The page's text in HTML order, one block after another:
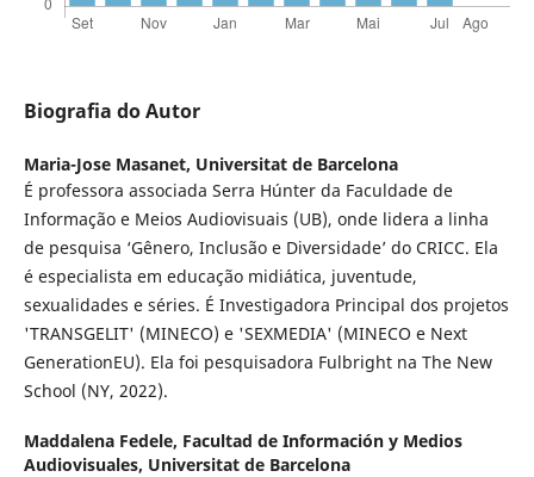
Biografia do Autor
Maria-Jose Masanet, Universitat de Barcelona
É professora associada Serra Húnter da Faculdade de
Informação e Meios Audiovisuais (UB), onde lidera a linha
de pesquisa ‘Gênero, Inclusão e Diversidade’ do CRICC. Ela
é especialista em educação midiática, juventude,
sexualidades e séries. É Investigadora Principal dos projetos
'TRANSGELIT' (MINECO) e 'SEXMEDIA' (MINECO e Next
GenerationEU). Ela foi pesquisadora Fulbright na The New
School (NY, 2022).
Maddalena Fedele, Facultad de Información y Medios
Audiovisuales, Universitat de Barcelona